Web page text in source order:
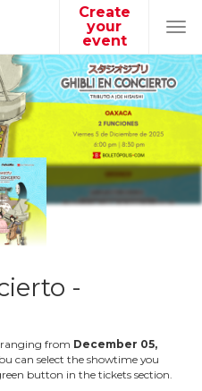
Create
your
event
-
ranging from December 05,
can select the showtime you
button in the tickets section.